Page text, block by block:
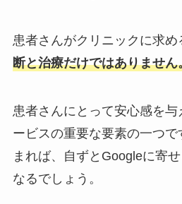
患者さんがクリニックに求め
断と治療だけではありません
患者さんにとって安心感を
ービスの重要な要素の一つ
まれば、自ずとGoogleに寄
なるでしょう。